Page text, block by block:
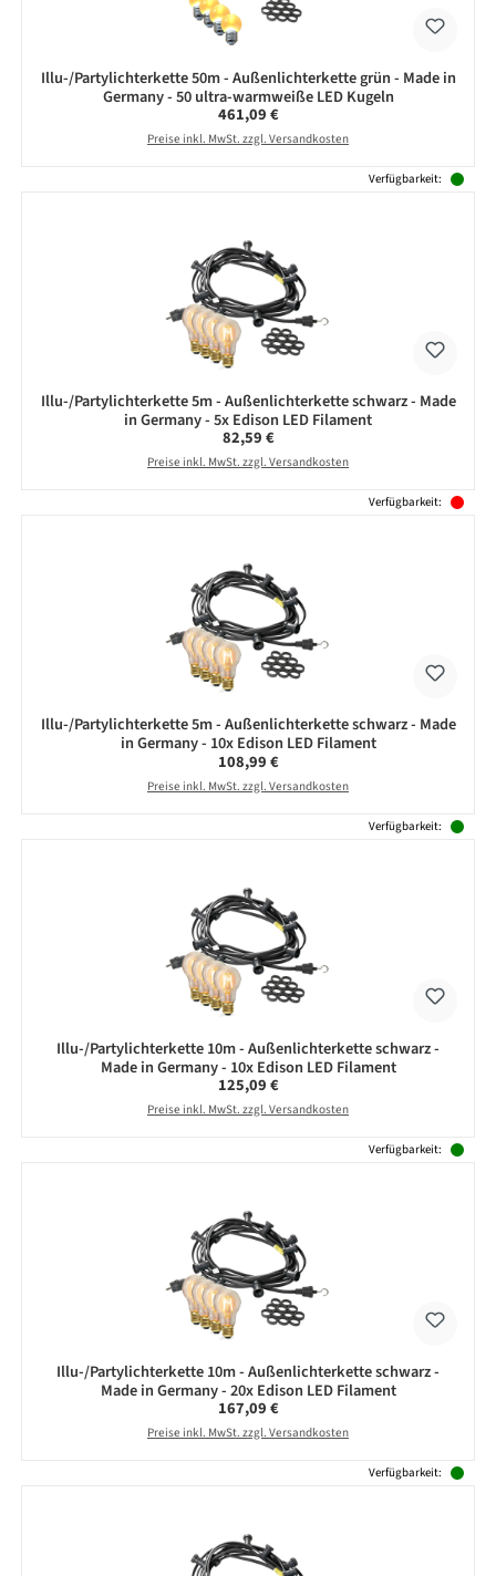
Illu-/Partylichterkette 50m - Außenlichterkette grün - Made in
Germany - 50 ultra-warmweiße LED Kugeln
Regulärer Preis:
461,09 €
Preise inkl. MwSt. zzgl. Versandkosten
Verfügbarkeit:
Illu-/Partylichterkette 5m - Außenlichterkette schwarz - Made
in Germany - 5x Edison LED Filament
Regulärer Preis:
82,59 €
Preise inkl. MwSt. zzgl. Versandkosten
Verfügbarkeit:
Illu-/Partylichterkette 5m - Außenlichterkette schwarz - Made
in Germany - 10x Edison LED Filament
Regulärer Preis:
108,99 €
Preise inkl. MwSt. zzgl. Versandkosten
Verfügbarkeit:
Illu-/Partylichterkette 10m - Außenlichterkette schwarz -
Made in Germany - 10x Edison LED Filament
Regulärer Preis:
125,09 €
Preise inkl. MwSt. zzgl. Versandkosten
Verfügbarkeit:
Illu-/Partylichterkette 10m - Außenlichterkette schwarz -
Made in Germany - 20x Edison LED Filament
Regulärer Preis:
167,09 €
Preise inkl. MwSt. zzgl. Versandkosten
Verfügbarkeit: